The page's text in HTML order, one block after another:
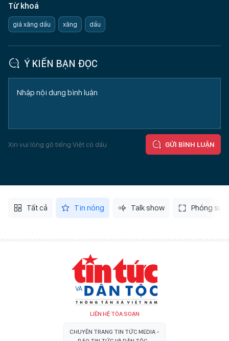
Từ khoá
giá xăng dầu xăng dầu
Ý KIẾN BẠN ĐỌC
Xin vui lòng gõ tiếng Việt có dấu GỬI BÌNH LUẬN
Tất cả Tin nóng Talk show Phóng sự
LIÊN HỆ TÒA SOẠN
CHUYÊN TRANG TIN TỨC MEDIA -